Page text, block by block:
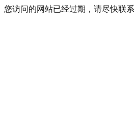
您访问的网站已经过期，请尽快联